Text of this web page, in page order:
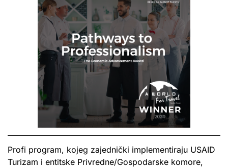
Profi program, kojeg zajednički implementiraju USAID
Turizam i entitske Privredne/Gospodarske komore,